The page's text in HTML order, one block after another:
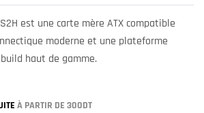
S2H est une carte mère ATX compatible
moderne et une plateforme
haut de gamme.
À PARTIR DE 300DT